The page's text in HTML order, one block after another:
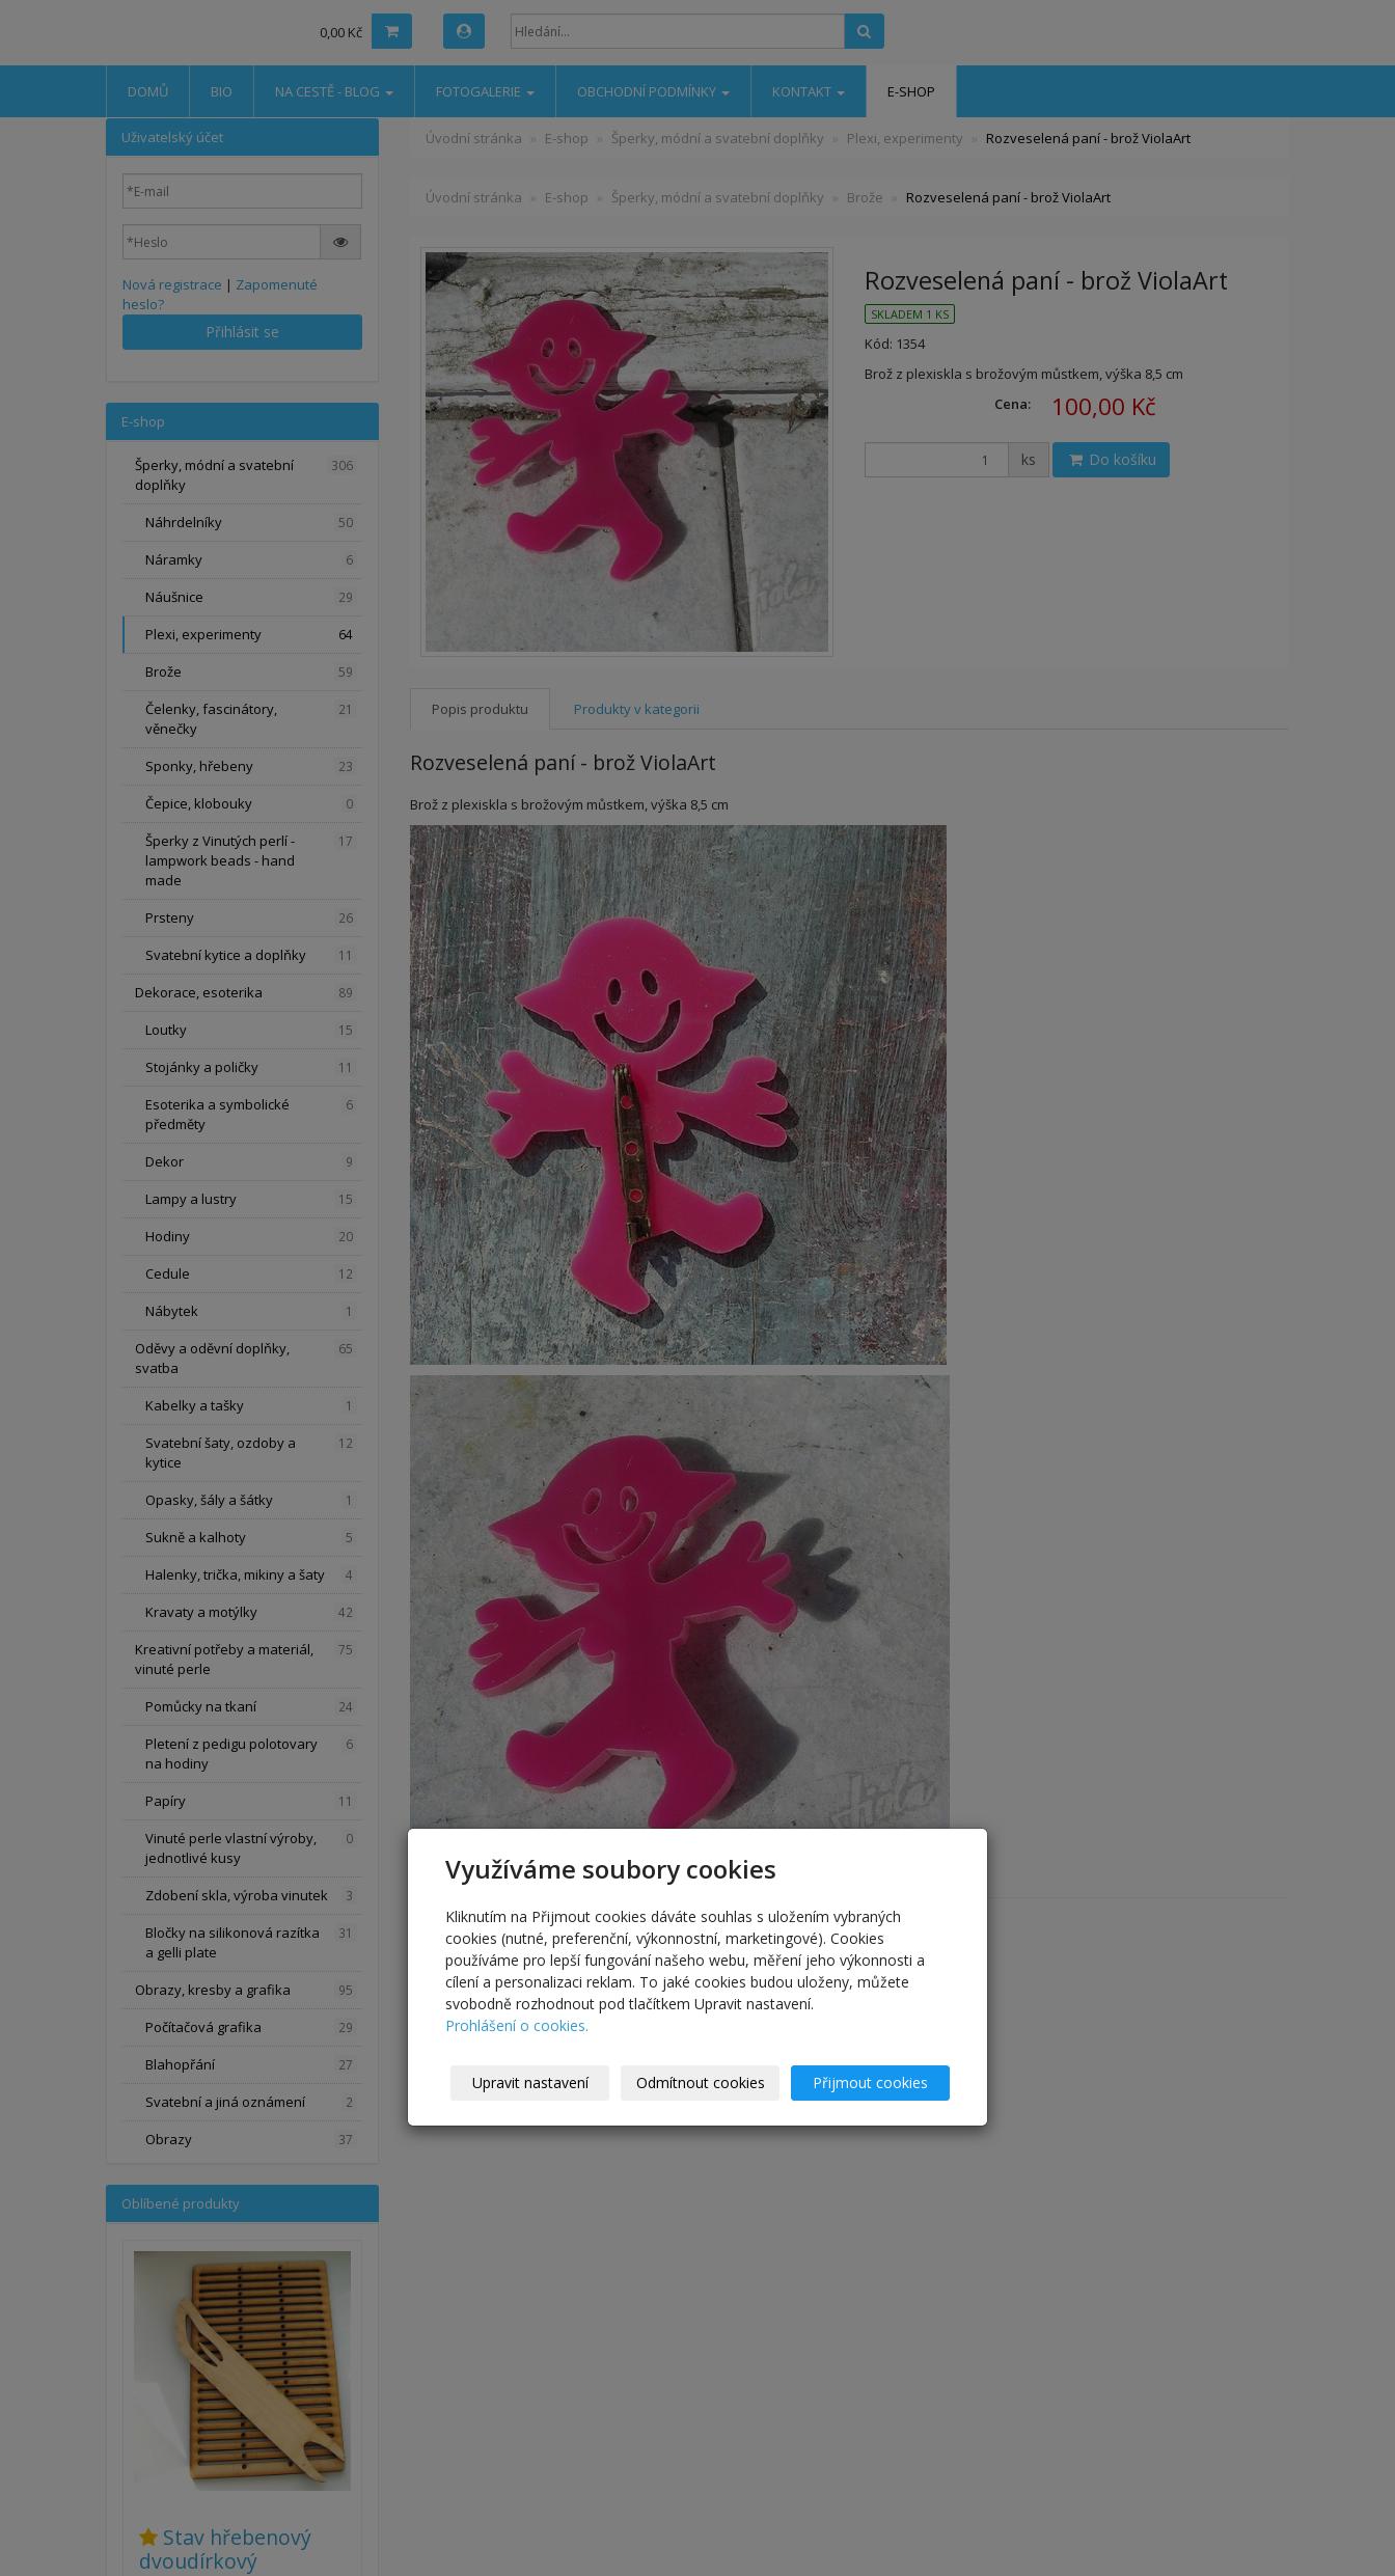
0,00 Kč
DOMŮ BIO NA CESTĚ - BLOG FOTOGALERIE OBCHODNÍ PODMÍNKY KONTAKT E-SHOP
Úvodní stránka E-shop Šperky, módní a svatební doplňky Plexi, experimenty Rozveselená paní - brož ViolaArt
Úvodní stránka E-shop Šperky, módní a svatební doplňky Brože Rozveselená paní - brož ViolaArt
Rozveselená paní - brož ViolaArt
SKLADEM 1 KS
Kód: 1354
Brož z plexiskla s brožovým můstkem, výška 8,5 cm
Cena:
100,00 Kč
ks Do košíku
Popis produktu Produkty v kategorii
Rozveselená paní - brož ViolaArt
Brož z plexiskla s brožovým můstkem, výška 8,5 cm
Uživatelský účet
Nová registrace | Zapomenuté
heslo?
Přihlásit se
E-shop
Šperky, módní a svatební
doplňky
306
Náhrdelníky 50
Náramky 6
Náušnice 29
Plexi, experimenty 64
Brože 59
Čelenky, fascinátory,
věnečky
21
Sponky, hřebeny 23
Čepice, klobouky 0
Šperky z Vinutých perlí -
lampwork beads - hand
made
17
Prsteny 26
Svatební kytice a doplňky 11
Dekorace, esoterika 89
Loutky 15
Stojánky a poličky 11
Esoterika a symbolické
předměty
6
Dekor 9
Lampy a lustry 15
Hodiny 20
Cedule 12
Nábytek 1
Oděvy a oděvní doplňky,
svatba
65
Kabelky a tašky 1
Svatební šaty, ozdoby a
kytice
12
Opasky, šály a šátky 1
Sukně a kalhoty 5
Halenky, trička, mikiny a šaty 4
Kravaty a motýlky 42
Kreativní potřeby a materiál,
vinuté perle
75
Pomůcky na tkaní 24
Pletení z pedigu polotovary
na hodiny
6
Papíry 11
Vinuté perle vlastní výroby,
jednotlivé kusy
0
Zdobení skla, výroba vinutek 3
Bločky na silikonová razítka
a gelli plate
31
Obrazy, kresby a grafika 95
Počítačová grafika 29
Blahopřání 27
Svatební a jiná oznámení 2
Obrazy 37
Oblíbené produkty
Stav hřebenový
dvoudírkový
Využíváme soubory cookies
Kliknutím na Přijmout cookies dáváte souhlas s uložením vybraných
cookies (nutné, preferenční, výkonnostní, marketingové). Cookies
používáme pro lepší fungování našeho webu, měření jeho výkonnosti a
cílení a personalizaci reklam. To jaké cookies budou uloženy, můžete
svobodně rozhodnout pod tlačítkem Upravit nastavení.
Prohlášení o cookies.
Upravit nastavení Odmítnout cookies Přijmout cookies